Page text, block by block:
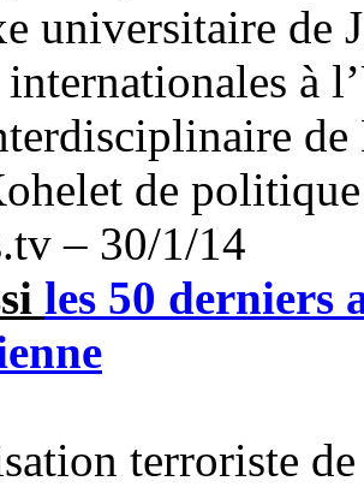
universitaire de
à
de
de
– 30/1/14
les 50 derniers
terroriste